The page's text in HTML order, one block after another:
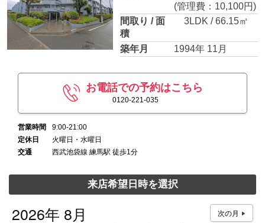
(管理費：10,100円)
間取り / 面
積
3LDK / 66.15㎡
築年月 1994年 11月
お電話での予約はこちら
0120-221-035
営業時間
9:00-21:00
定休日
火曜日・水曜日
交通
西武池袋線 練馬駅 徒歩1分
来店希望日時を選択
2026年 8月